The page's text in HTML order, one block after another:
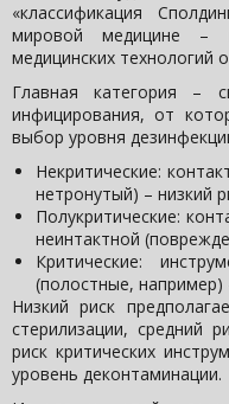
«классификация
мировой медицине –
медицинских технологий
Главная категория –
инфицирования, от
выбор уровня
Некритические:
нетронутый) – низкий
Полукритические:
неинтактной
Критические:
(полостные, например)
Низкий риск
стерилизации, средний
риск критических
уровень деконтаминации.